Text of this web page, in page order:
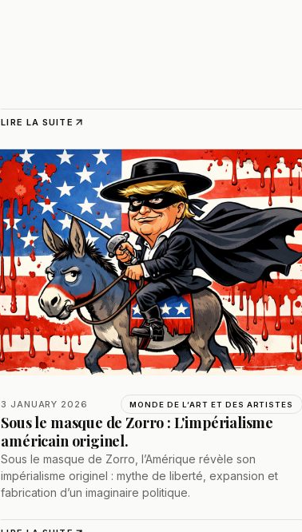
LIRE LA SUITE
3 JANUARY 2026 MONDE DE L’ART ET DES ARTISTES
Sous le masque de Zorro : L'impérialisme
américain originel.
Sous le masque de Zorro, l’Amérique révèle son
impérialisme originel : mythe de liberté, expansion et
fabrication d’un imaginaire politique.